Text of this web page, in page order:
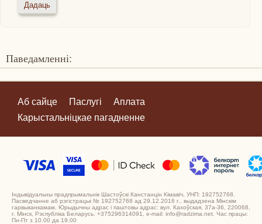
Паведамленні:
Аб сайце Паслугі
Аплата
Карыстальніцкае пагадненне
Індывідуальны прадпрымальнік Шастоўскі Канстанцін Кімавіч, УНП: 192752768.
Пасведчанне аб рэгістрацыі № 192752768 ад 29.12.2016 г., выдадзена Мінскім
гарвыканкамам. Юрыдычны адрас і паштовы адрас: вул. Кахоўская, 37а-36, 220068,
г. Мінск, Рэспубліка Беларусь. +375296314091, e-mail: info@radzima.net. Час працы:
Пн-Пт з 10.00 да 19.00